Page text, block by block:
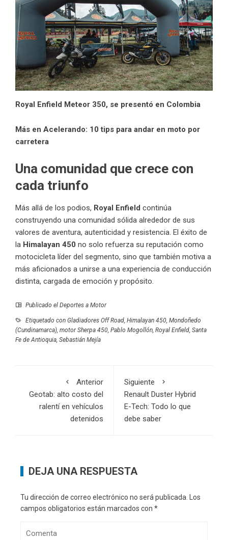
Royal Enfield Meteor 350, se presentó en Colombia
Más en Acelerando: 10 tips para andar en moto por
carretera
Una comunidad que crece con
cada triunfo
Más allá de los podios, Royal Enfield continúa
construyendo una comunidad sólida alrededor de sus
valores de aventura, autenticidad y resistencia. El éxito de
la Himalayan 450 no solo refuerza su reputación como
motocicleta líder del segmento, sino que también motiva a
más aficionados a unirse a una experiencia de conducción
distinta, cargada de emoción y propósito.
Publicado el Deportes a Motor
Etiquetado con Gladiadores Off Road Himalayan 450 Mondoñedo
(Cundinamarca) motor Sherpa 450 Pablo Mogollón Royal Enfield Santa
Fe de Antioquia Sebastián Mejía
Anterior
Geotab: alto costo del
ralentí en vehículos
detenidos
Siguiente
Renault Duster Hybrid
E-Tech: Todo lo que
debe saber
DEJA UNA RESPUESTA
Tu dirección de correo electrónico no será publicada. Los
campos obligatorios están marcados con *